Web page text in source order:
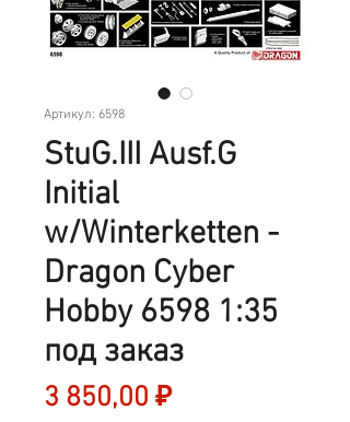
Артикул: 6598
StuG.III Ausf.G
Initial
w/Winterketten -
Dragon Cyber
Hobby 6598 1:35
под заказ
3 850,00 ₽Цена